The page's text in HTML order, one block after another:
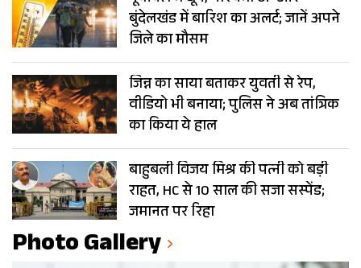
बुंदेलखंड में बारिश का अलर्ट; जानें अपने
जिले का मौसम
जिन्न का साया बताकर युवती से रेप,
वीडियो भी बनाया; पुलिस ने अब तांत्रिक
का किया ये हाल
बाहुबली विजय मिश्र की पत्नी को बड़ी
राहत, HC से 10 साल की सजा सस्पेंड;
जमानत पर रिहा
Photo Gallery